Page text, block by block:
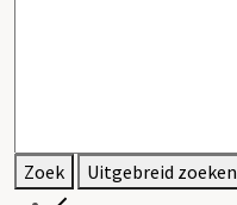
Zoek Uitgebreid zoeken